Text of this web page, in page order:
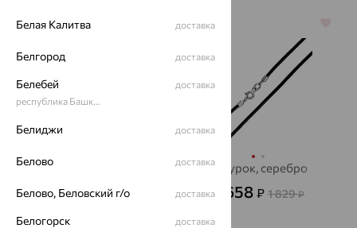
64%
335 641₽ 932 337
64%
Шнурок, серебро
от 658₽ 1 829₽
Белая Калитва доставка
Белгород доставка
Белебей
республика Башкортостан
доставка
Белиджи доставка
Белово доставка
Белово, Беловский г/о доставка
Белогорск доставка